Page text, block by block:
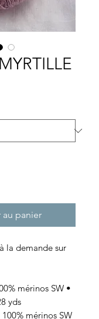
panier
la demande sur
mérinos SW •
yds
mérinos SW